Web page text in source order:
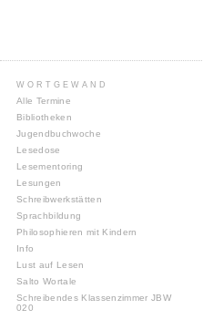
WORTGEWAND
Alle Termine
Bibliotheken
Jugendbuchwoche
Lesedose
Lesementoring
Lesungen
Schreibwerkstätten
Sprachbildung
Philosophieren mit Kindern
Info
Lust auf Lesen
Salto Wortale
Schreibendes Klassenzimmer JBW
020